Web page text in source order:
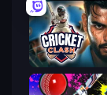
Cricket Clash